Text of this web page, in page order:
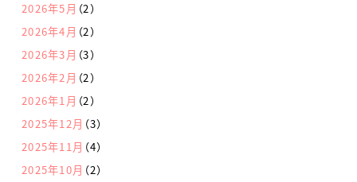
2026年5月 （2）
2026年4月 （2）
2026年3月 （3）
2026年2月 （2）
2026年1月 （2）
2025年12月 （3）
2025年11月 （4）
2025年10月 （2）